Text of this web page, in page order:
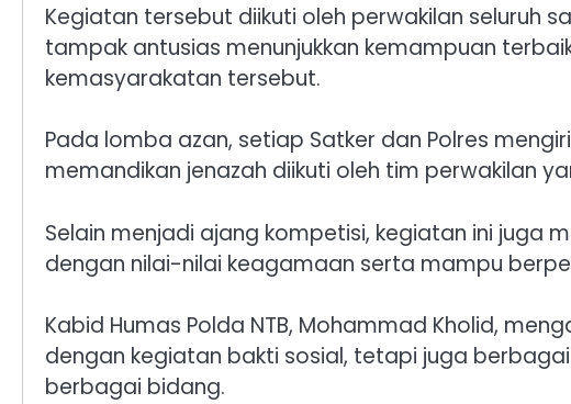
Kegiatan tersebut diikuti oleh perwakilan seluruh
tampak antusias menunjukkan kemampuan
kemasyarakatan tersebut.
Pada lomba azan, setiap Satker dan Polres
memandikan jenazah diikuti oleh tim perwakilan
Selain menjadi ajang kompetisi, kegiatan ini juga
dengan nilai-nilai keagamaan serta mampu
Kabid Humas Polda NTB, Mohammad Kholid,
dengan kegiatan bakti sosial, tetapi juga
berbagai bidang.